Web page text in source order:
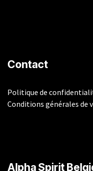
Contact
Politique de
Conditions générales de
​Alpha Spirit